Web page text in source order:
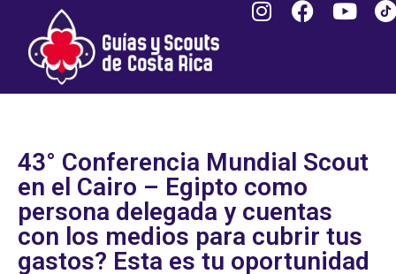
43° Conferencia Mundial Scout
en el Cairo – Egipto como
persona delegada y cuentas
con los medios para cubrir tus
gastos? Esta es tu oportunidad